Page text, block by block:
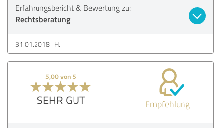
Erfahrungsbericht & Bewertung zu:
Rechtsberatung
31.01.2018 H.
5,00 von 5
SEHR GUT Empfehlung